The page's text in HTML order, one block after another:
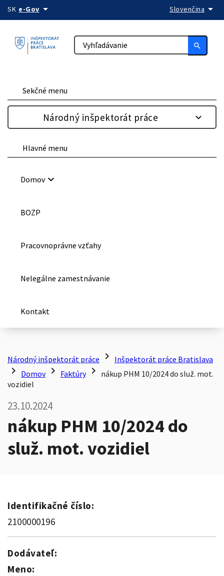
Preskočiť na obsah
SK e-Govarrow_drop_down Slovenčina arrow_drop_down
search
Sekčné menu
Národný inšpektorát práce
Hlavné menu
Domovkeyboard_arrow_down
BOZP
Pracovnoprávne vzťahy
Nelegálne zamestnávanie
Kontakt
Národný inšpektorát práce chevron_right Inšpektorát práce Bratislava
chevron_right Domov chevron_right Faktúry chevron_right nákup PHM 10/2024 do služ. mot.
vozidiel
23.10.2024
nákup PHM 10/2024 do
služ. mot. vozidiel
Identifikačné číslo:
2100000196
Dodávateľ:
Meno: